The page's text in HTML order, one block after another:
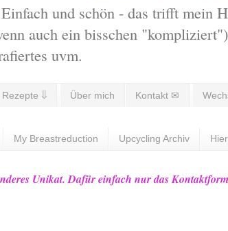
und schön - das trifft mein
auch ein bisschen
uvm.
Rezepte ⇓ Über mich Kontakt ✉
My Breastreduction Upcycling Archiv
Unikat. Dafür einfach nur das